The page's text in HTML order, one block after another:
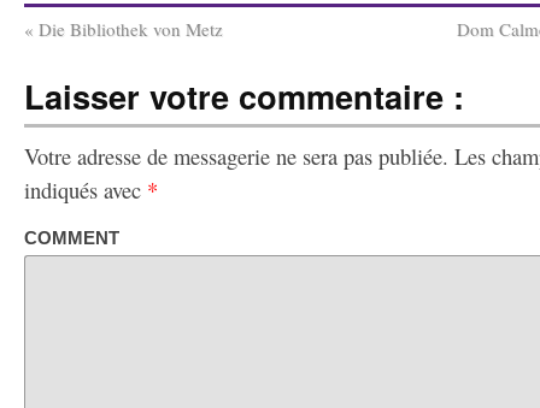
« Die Bibliothek von Metz Dom
Laisser votre commentaire :
Votre adresse de messagerie ne sera pas publiée. Les
indiqués avec *
COMMENT